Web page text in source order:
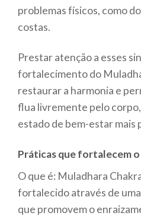
problemas físicos, como
costas.
Prestar atenção a esses
fortalecimento do
restaurar a harmonia e
flua livremente pelo
estado de bem-estar mais
Práticas que fortalecem
O que é: Muladhara
fortalecido através de
que promovem o